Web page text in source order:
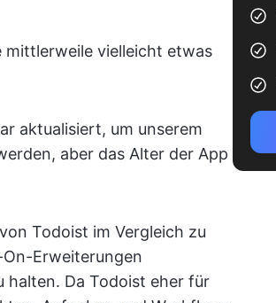
mittlerweile vielleicht etwas
aktualisiert, um unserem
aber das Alter der App
von Todoist im Vergleich zu
Erweiterungen
halten. Da Todoist eher für